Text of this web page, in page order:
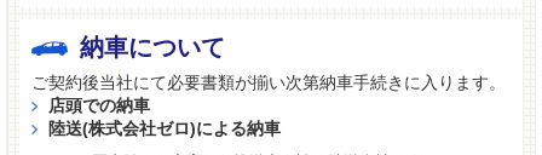
納車について
ご契約後当社にて必要書類が揃い次第納車手続きに入ります。
店頭での納車
陸送(株式会社ゼロ)による納車